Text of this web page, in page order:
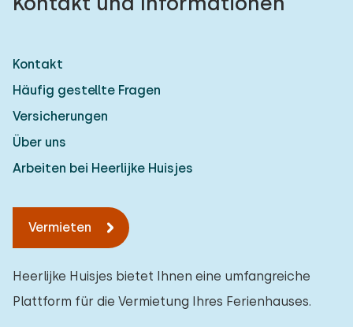
Kontakt
Häufig gestellte Fragen
Versicherungen
Über uns
Arbeiten bei Heerlijke Huisjes
Vermieten
Heerlijke Huisjes bietet Ihnen eine umfangreiche
Plattform für die Vermietung Ihres Ferienhauses.